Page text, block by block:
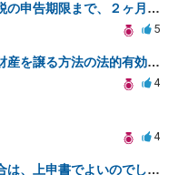
相続争い 部外者の乱入で相続税の申告期限まで、２ヶ月程 今だに生命保険や預貯金など隠されている
5
子供を相続から外しつつ友人に財産を譲る方法の法的有効性は？
4
4
訴訟物の価額を変更要求する場合は、上申書でよいのでしょうか？